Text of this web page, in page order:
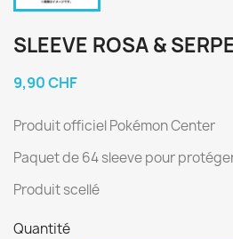
SLEEVE ROSA &
9,90 CHF
Produit officiel Pokémon Center
Paquet de 64 sleeve pour
Produit scellé
Quantité